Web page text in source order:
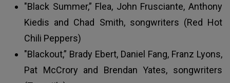
"Black Summer,” Flea, John Frusciante, Anthony
Kiedis and Chad Smith, songwriters (Red Hot
Chili Peppers)
"Blackout,” Brady Ebert, Daniel Fang, Franz Lyons,
Pat McCrory and Brendan Yates, songwriters